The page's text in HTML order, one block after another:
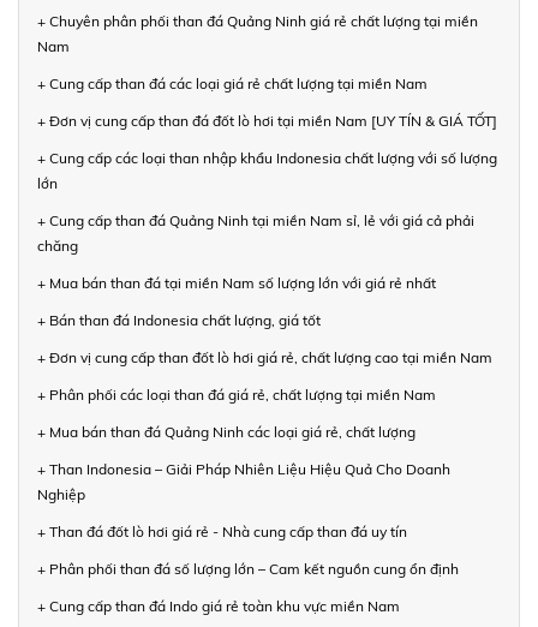
+ Chuyên phân phối than đá Quảng Ninh giá rẻ chất lượng tại miền
Nam
+ Cung cấp than đá các loại giá rẻ chất lượng tại miền Nam
+ Đơn vị cung cấp than đá đốt lò hơi tại miền Nam [UY TÍN & GIÁ TỐT]
+ Cung cấp các loại than nhập khẩu Indonesia chất lượng với số lượng
lớn
+ Cung cấp than đá Quảng Ninh tại miền Nam sỉ, lẻ với giá cả phải
chăng
+ Mua bán than đá tại miền Nam số lượng lớn với giá rẻ nhất
+ Bán than đá Indonesia chất lượng, giá tốt
+ Đơn vị cung cấp than đốt lò hơi giá rẻ, chất lượng cao tại miền Nam
+ Phân phối các loại than đá giá rẻ, chất lượng tại miền Nam
+ Mua bán than đá Quảng Ninh các loại giá rẻ, chất lượng
+ Than Indonesia – Giải Pháp Nhiên Liệu Hiệu Quả Cho Doanh
Nghiệp
+ Than đá đốt lò hơi giá rẻ - Nhà cung cấp than đá uy tín
+ Phân phối than đá số lượng lớn – Cam kết nguồn cung ổn định
+ Cung cấp than đá Indo giá rẻ toàn khu vực miền Nam